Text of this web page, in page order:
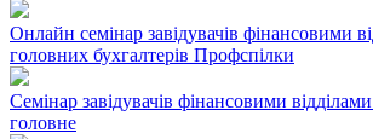
Онлайн семінар завідувачів фінансовими
головних бухгалтерів Профспілки
Семінар завідувачів фінансовими
головне